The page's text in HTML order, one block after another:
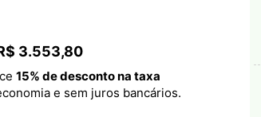
3.553,80
15% de desconto na taxa
e sem juros bancários.